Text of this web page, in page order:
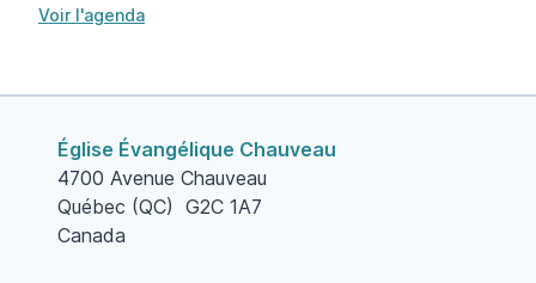
Voir l'agenda
Église Évangélique Chauveau
4700 Avenue Chauveau
Québec (QC) G2C 1A7
Canada